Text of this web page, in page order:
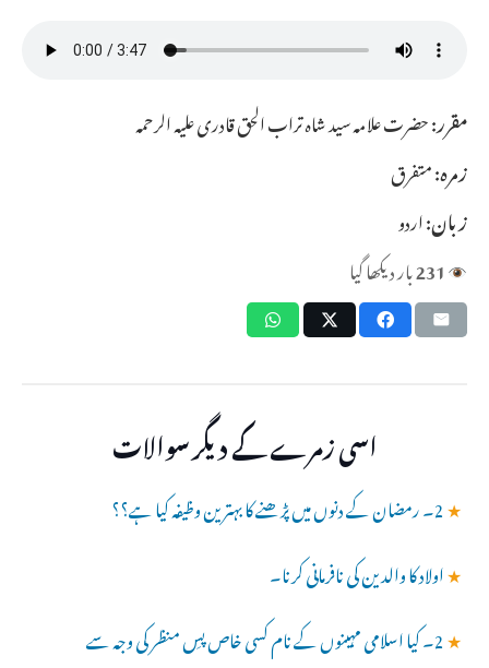
مقرر:حضرت علامہ سید شاہ تراب الحق قادری علیہ الرحمہ
زمرہ:متفرق
زبان:اردو
231بار دیکھا گیا
اسی زمرے کے دیگر سوالات
★2۔ رمضان کے دنوں میں پڑھنے کا بہترین وظیفہ کیا ہے؟؟
★اولاد کا والدین کی نافرمانی کرنا۔
★ 2۔ کیا اسلامی مہینوں کے نام کسی خاص پسِ منظر کی وجہ سے